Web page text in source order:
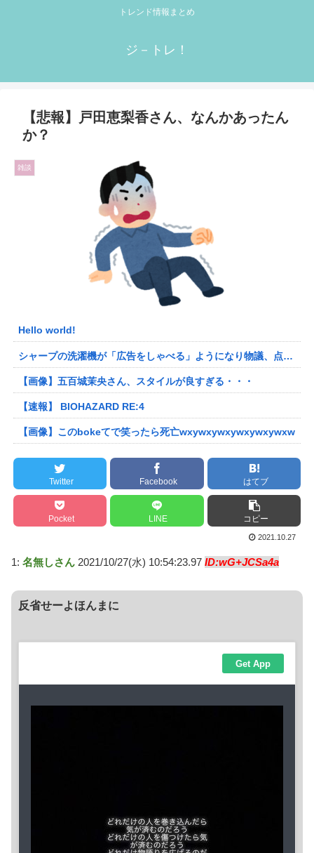
トレンド情報まとめ
ジ－トレ！
【悲報】戸田恵梨香さん、なんかあったん
か？
雑談
Hello world!
シャープの洗濯機が「広告をしゃべる」ようになり物議、点滅するボタンを押すと洗剤のキャンペーン音声 「SFの世界だ」 [朝一から閉店までφ★]
【画像】五百城茉央さん、スタイルが良すぎる・・・
【速報】 BIOHAZARD RE:4
【画像】このbokeてで笑ったら死亡wxywxywxywxywxywxw
Twitter Facebook はてブ
Pocket LINE コピー
2021.10.27
1: 名無しさん 2021/10/27(水) 10:54:23.97 ID:wG+JCSa4a
反省せーよほんまに